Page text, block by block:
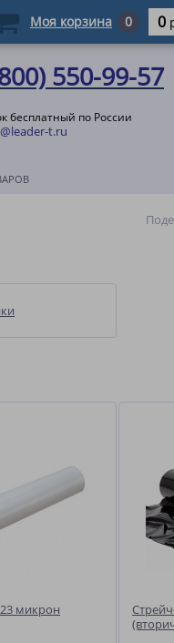
550-99-57
бесплатный по России
t.ru
микрон
Моя корзина 0 0